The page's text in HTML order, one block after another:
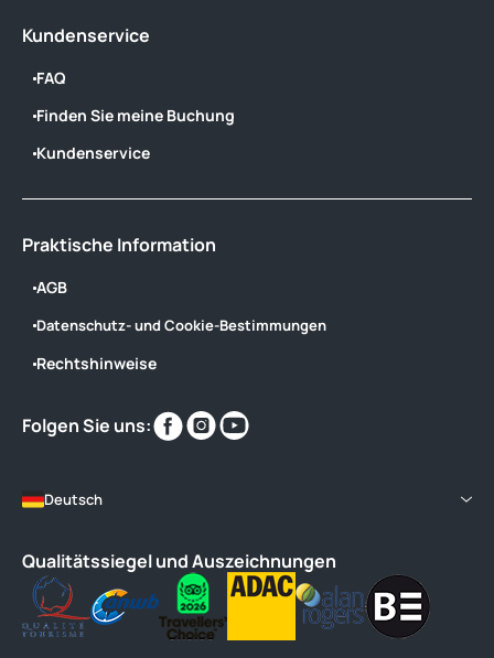
Kundenservice
FAQ
Finden Sie meine Buchung
Kundenservice
Praktische Information
AGB
Datenschutz- und Cookie-Bestimmungen
Rechtshinweise
Folgen Sie uns:
Finden
Sie
Finden
Sie
Deutsch
Qualitätssiegel und Auszeichnungen